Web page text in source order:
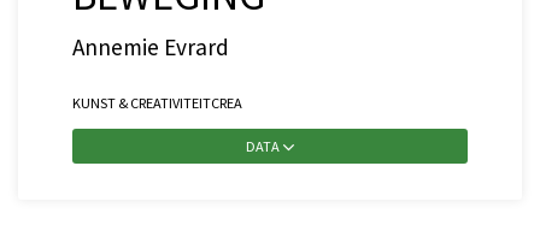
Annemie Evrard
KUNST & CREATIVITEITCREA
DATA